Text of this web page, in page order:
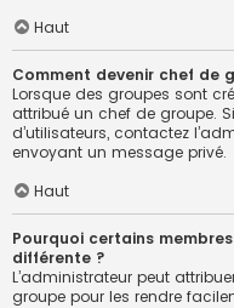
Haut
Comment devenir chef de
Lorsque des groupes sont
attribué un chef de groupe.
d’utilisateurs, contactez
envoyant un message privé.
Haut
Pourquoi certains
différente ?
L’administrateur peut
groupe pour les rendre